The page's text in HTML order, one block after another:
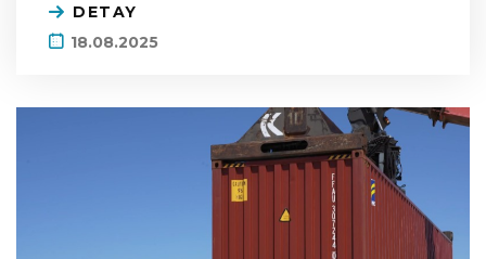
DETAY
18.08.2025